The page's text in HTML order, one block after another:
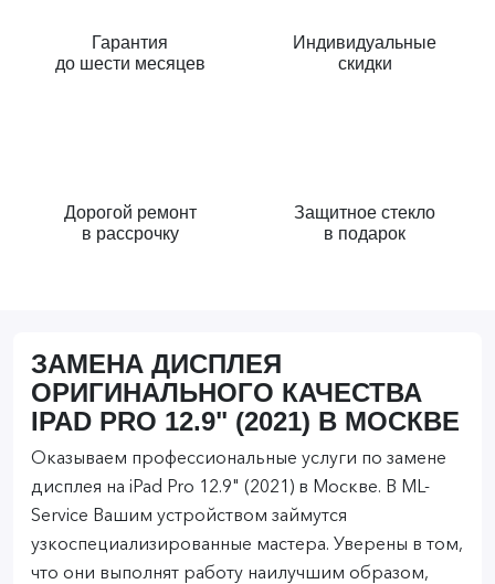
Гарантия
до шести месяцев
Индивидуальные
скидки
Дорогой ремонт
в рассрочку
Защитное стекло
в подарок
ЗАМЕНА ДИСПЛЕЯ
ОРИГИНАЛЬНОГО КАЧЕСТВА
IPAD PRO 12.9" (2021) В МОСКВЕ
Оказываем профессиональные услуги по замене
дисплея на iPad Pro 12.9" (2021) в Москве. В ML-
Service Вашим устройством займутся
узкоспециализированные мастера. Уверены в том,
что они выполнят работу наилучшим образом,